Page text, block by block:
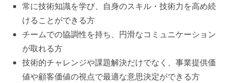
常に技術知識を学び、自身のスキル・技術力を高め続
けることができる方
チームでの協調性を持ち、円滑なコミュニケーション
が取れる方
技術的チャレンジや課題解決だけでなく、事業提供価
値や顧客価値の視点で最適な意思決定ができる方